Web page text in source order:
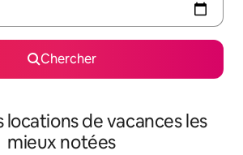
Chercher
locations de vacances les
mieux notées